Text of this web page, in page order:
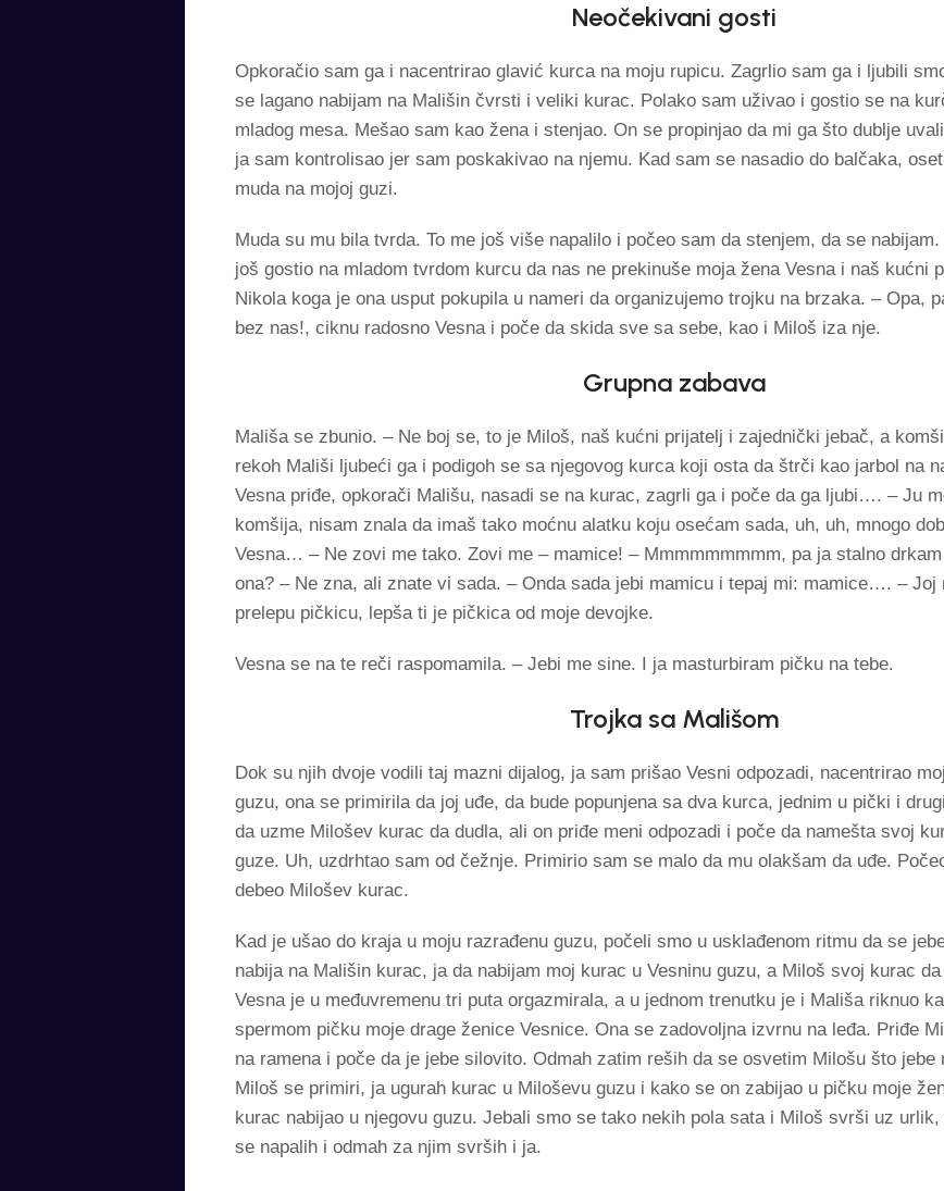
Neočekivani gosti
Opkoračio sam ga i nacentrirao glavić kurca na moju rupicu. Zagrlio sam ga i ljubili
se lagano nabijam na Mališin čvrsti i veliki kurac. Polako sam uživao i gostio se na
mladog mesa. Mešao sam kao žena i stenjao. On se propinjao da mi ga što dublje
ja sam kontrolisao jer sam poskakivao na njemu. Kad sam se nasadio do balčaka,
muda na mojoj guzi.
Muda su mu bila tvrda. To me još više napalilo i počeo sam da stenjem, da se
još gostio na mladom tvrdom kurcu da nas ne prekinuše moja žena Vesna i naš kućni
Nikola koga je ona usput pokupila u nameri da organizujemo trojku na brzaka. – Opa,
bez nas!, ciknu radosno Vesna i poče da skida sve sa sebe, kao i Miloš iza nje.
Grupna zabava
Mališa se zbunio. – Ne boj se, to je Miloš, naš kućni prijatelj i zajednički jebač, a
rekoh Mališi ljubeći ga i podigoh se sa njegovog kurca koji osta da štrči kao jarbol na
Vesna priđe, opkorači Mališu, nasadi se na kurac, zagrli ga i poče da ga ljubi…. – Ju
komšija, nisam znala da imaš tako moćnu alatku koju osećam sada, uh, uh, mnogo
Vesna… – Ne zovi me tako. Zovi me – mamice! – Mmmmmmmmm, pa ja stalno
ona? – Ne zna, ali znate vi sada. – Onda sada jebi mamicu i tepaj mi: mamice…. – Joj
prelepu pičkicu, lepša ti je pičkica od moje devojke.
Vesna se na te reči raspomamila. – Jebi me sine. I ja masturbiram pičku na tebe.
Trojka sa Mališom
Dok su njih dvoje vodili taj mazni dijalog, ja sam prišao Vesni odpozadi, nacentrirao
guzu, ona se primirila da joj uđe, da bude popunjena sa dva kurca, jednim u pički i
da uzme Milošev kurac da dudla, ali on priđe meni odpozadi i poče da namešta svoj
guze. Uh, uzdrhtao sam od čežnje. Primirio sam se malo da mu olakšam da uđe.
debeo Milošev kurac.
Kad je ušao do kraja u moju razrađenu guzu, počeli smo u usklađenom ritmu da se
nabija na Mališin kurac, ja da nabijam moj kurac u Vesninu guzu, a Miloš svoj kurac
Vesna je u međuvremenu tri puta orgazmirala, a u jednom trenutku je i Mališa riknuo
spermom pičku moje drage ženice Vesnice. Ona se zadovoljna izvrnu na leđa. Priđe
na ramena i poče da je jebe silovito. Odmah zatim reših da se osvetim Milošu što jebe
Miloš se primiri, ja ugurah kurac u Miloševu guzu i kako se on zabijao u pičku moje
kurac nabijao u njegovu guzu. Jebali smo se tako nekih pola sata i Miloš svrši uz
se napalih i odmah za njim svrših i ja.